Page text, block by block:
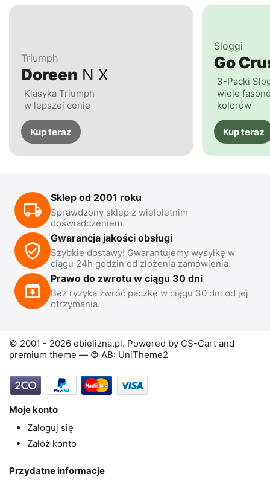
Triumph
Doreen N X
Klasyka Triumph
w lepszej cenie
Kup teraz
Sloggi
Go
3-Packi
wiele
kolorów
Kup teraz
Sklep od 2001 roku
Sprawdzony sklep z wieloletnim
doświadczeniem.
Gwarancja jakości obsługi
Szybkie dostawy! Gwarantujemy wysyłkę w
ciągu 24h godzin od złożenia zamówienia.
Prawo do zwrotu w ciągu 30 dni
Bez ryzyka zwróć paczkę w ciągu 30 dni od jej
otrzymania.
© 2001 - 2026 ebielizna.pl. Powered by CS-Cart and
premium theme — © AB: UniTheme2
Moje konto
Zaloguj się
Załóż konto
Przydatne informacje